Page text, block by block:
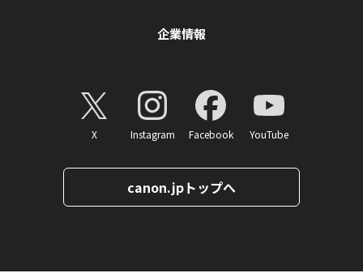
企業情報
X Instagram Facebook YouTube
canon.jpトップへ